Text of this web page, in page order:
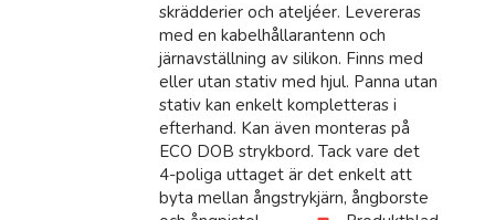
skrädderier och ateljéer. Levereras
med en kabelhållarantenn och
järnavställning av silikon. Finns med
eller utan stativ med hjul. Panna utan
stativ kan enkelt kompletteras i
efterhand. Kan även monteras på
ECO DOB strykbord. Tack vare det
4-poliga uttaget är det enkelt att
byta mellan ångstrykjärn, ångborste